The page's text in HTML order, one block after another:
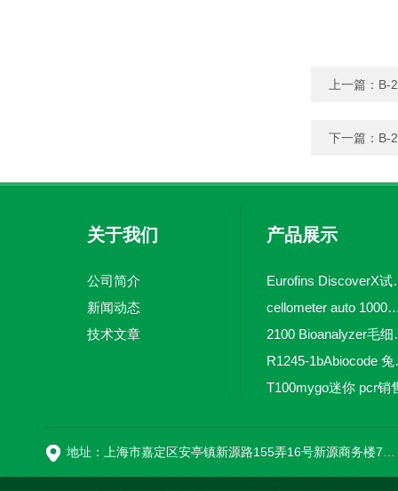
上一篇： B-
下一篇： B-
关于我们
公司简介
新闻动态
技术文章
产品展示
cellometer auto 1000全自
2100
T100mygo迷你 pcr销